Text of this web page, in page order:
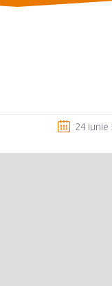
24 iunie